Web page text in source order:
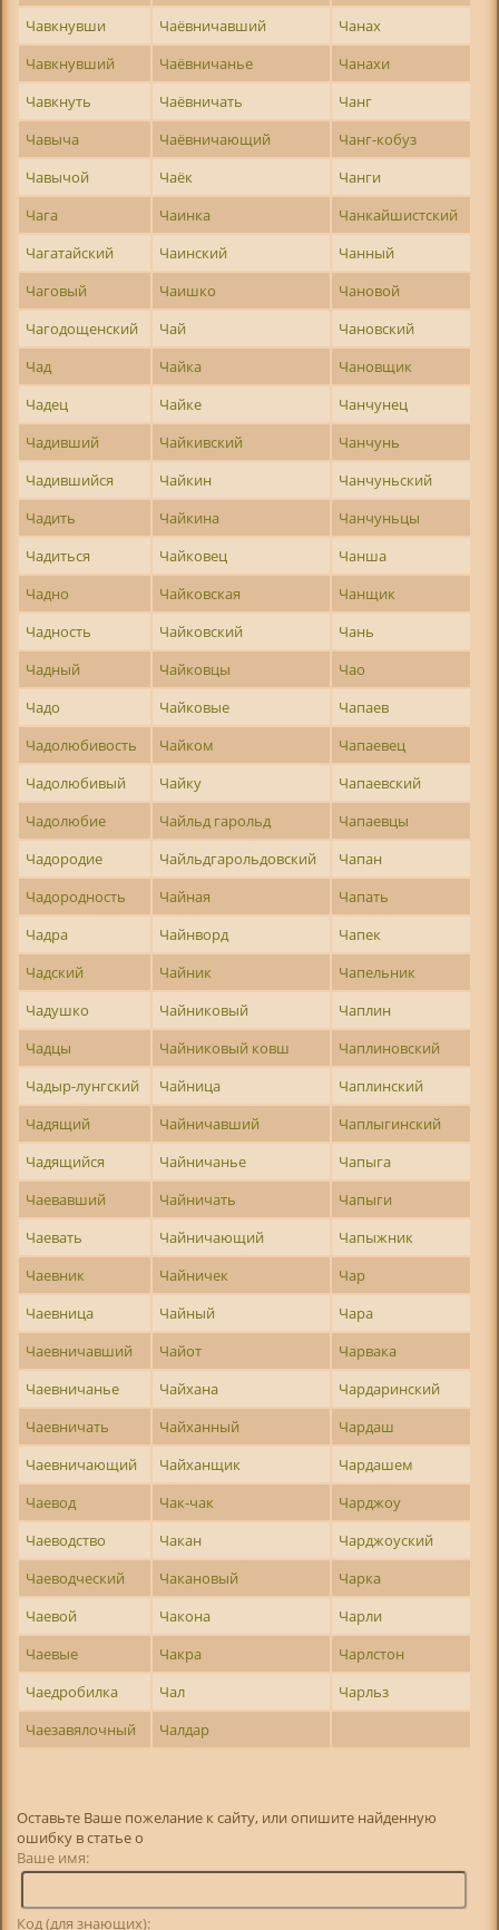
Чавкнувши
Чаёвничавший
Чанах
Чавкнувший
Чаёвничанье
Чанахи
Чавкнуть
Чаёвничать
Чанг
Чавыча
Чаёвничающий
Чанг-кобуз
Чавычой
Чаёк
Чанги
Чага
Чаинка
Чанкайшистский
Чагатайский
Чаинский
Чанный
Чаговый
Чаишко
Чановой
Чагодощенский
Чай
Чановский
Чад
Чайка
Чановщик
Чадец
Чайке
Чанчунец
Чадивший
Чайкивский
Чанчунь
Чадившийся
Чайкин
Чанчуньский
Чадить
Чайкина
Чанчуньцы
Чадиться
Чайковец
Чанша
Чадно
Чайковская
Чанщик
Чадность
Чайковский
Чань
Чадный
Чайковцы
Чао
Чадо
Чайковые
Чапаев
Чадолюбивость
Чайком
Чапаевец
Чадолюбивый
Чайку
Чапаевский
Чадолюбие
Чайльд гарольд
Чапаевцы
Чадородие
Чайльдгарольдовский
Чапан
Чадородность
Чайная
Чапать
Чадра
Чайнворд
Чапек
Чадский
Чайник
Чапельник
Чадушко
Чайниковый
Чаплин
Чадцы
Чайниковый ковш
Чаплиновский
Чадыр-лунгский
Чайница
Чаплинский
Чадящий
Чайничавший
Чаплыгинский
Чадящийся
Чайничанье
Чапыга
Чаевавший
Чайничать
Чапыги
Чаевать
Чайничающий
Чапыжник
Чаевник
Чайничек
Чар
Чаевница
Чайный
Чара
Чаевничавший
Чайот
Чарвака
Чаевничанье
Чайхана
Чардаринский
Чаевничать
Чайханный
Чардаш
Чаевничающий
Чайханщик
Чардашем
Чаевод
Чак-чак
Чарджоу
Чаеводство
Чакан
Чарджоуский
Чаеводческий
Чакановый
Чарка
Чаевой
Чакона
Чарли
Чаевые
Чакра
Чарлстон
Чаедробилка
Чал
Чарльз
Чаезавялочный
Чалдар
Оставьте Ваше пожелание к сайту, или опишите найденную
ошибку в статье о
Ваше имя:
Код (для знающих):